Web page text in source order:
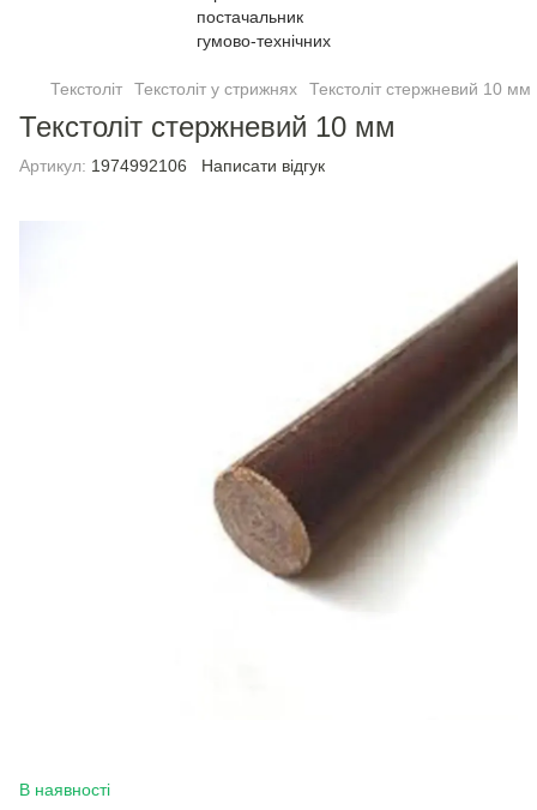
Текстоліт Текстоліт у стрижнях Текстоліт стержневий 10 мм
Текстоліт стержневий 10 мм
Артикул: 1974992106 Написати відгук
В наявності